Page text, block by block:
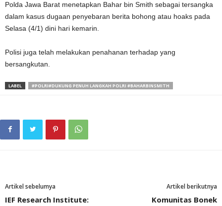
Polda Jawa Barat menetapkan Bahar bin Smith sebagai tersangka
dalam kasus dugaan penyebaran berita bohong atau hoaks pada
Selasa (4/1) dini hari kemarin.
Polisi juga telah melakukan penahanan terhadap yang
bersangkutan.
LABEL #POLRI#DUKUNG PENUH LANGKAH POLRI #BAHARBINSMITH
Artikel sebelumya
IEF Research Institute:
Artikel berikutnya
Komunitas Bonek